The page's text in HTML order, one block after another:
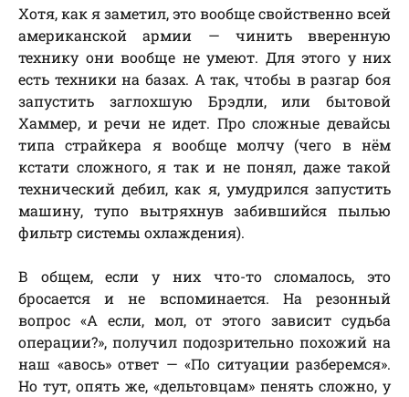
Хотя, как я заметил, это вообще свойственно всей
американской армии — чинить вверенную
технику они вообще не умеют. Для этого у них
есть техники на базах. А так, чтобы в разгар боя
запустить заглохшую Брэдли, или бытовой
Хаммер, и речи не идет. Про сложные девайсы
типа страйкера я вообще молчу (чего в нём
кстати сложного, я так и не понял, даже такой
технический дебил, как я, умудрился запустить
машину, тупо вытряхнув забившийся пылью
фильтр системы охлаждения).
В общем, если у них что-то сломалось, это
бросается и не вспоминается. На резонный
вопрос «А если, мол, от этого зависит судьба
операции?», получил подозрительно похожий на
наш «авось» ответ — «По ситуации разберемся».
Но тут, опять же, «дельтовцам» пенять сложно, у